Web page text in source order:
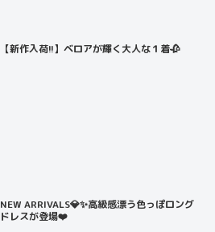
【新作入荷!!】ベロアが輝く大人な１着🥀
NEW ARRIVALS💎✨高級感漂う色っぽロング
ドレスが登場❤️